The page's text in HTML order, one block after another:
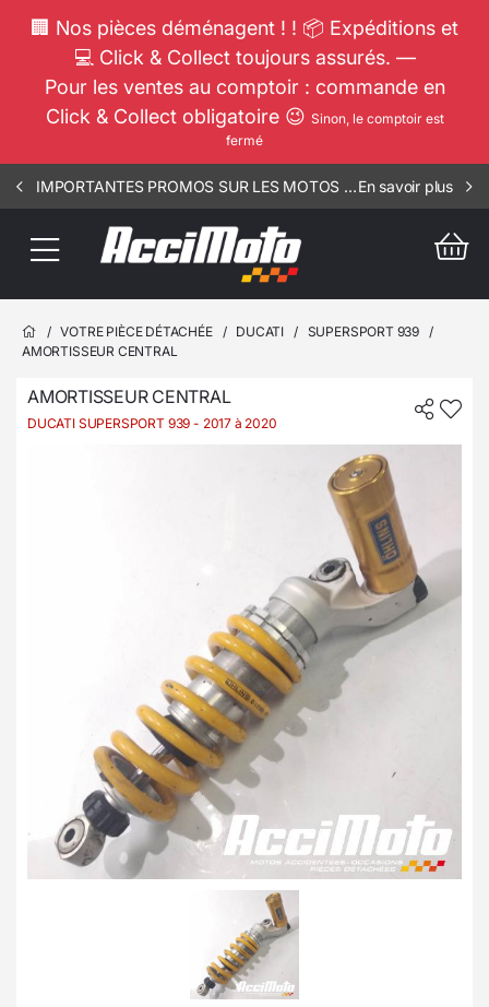
🏢 Nos pièces déménagent ! ! 📦 Expéditions et
💻 Click & Collect toujours assurés. —
Pour les ventes au comptoir : commande en
Click & Collect obligatoire 😉 Sinon, le comptoir est
fermé
IMPORTANTES PROMOS SUR LES MOTOS COMPLETES !!! CONSULTEZ NOS ANNONCES ----- SCOOT - RSV - 1812En savoir plus
/ VOTRE PIÈCE DÉTACHÉE / DUCATI / SUPERSPORT 939
/
AMORTISSEUR CENTRAL
AMORTISSEUR CENTRAL
DUCATI SUPERSPORT 939 - 2017 à 2020